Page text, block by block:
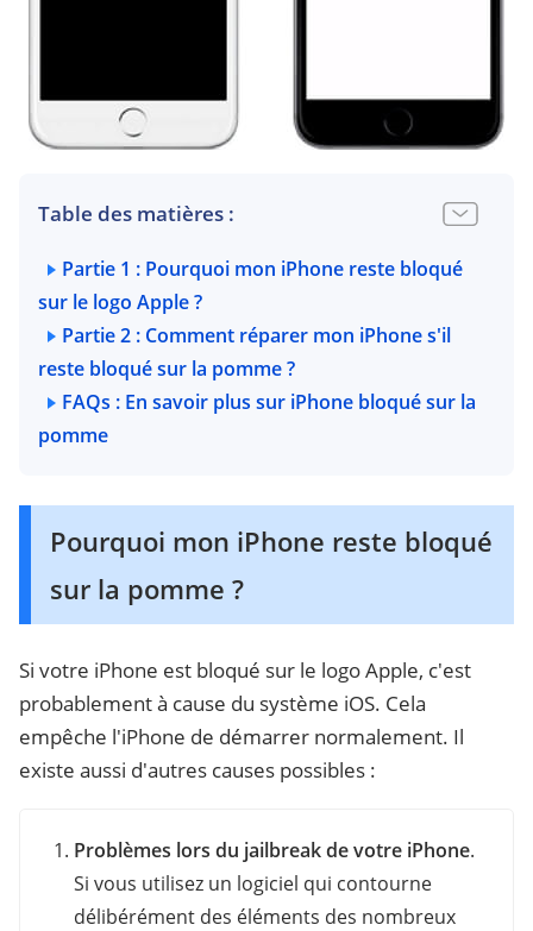
Table des matières :
Partie 1 : Pourquoi mon iPhone reste bloqué
sur le logo Apple ?
Partie 2 : Comment réparer mon iPhone s'il
reste bloqué sur la pomme ?
FAQs : En savoir plus sur iPhone bloqué sur la
pomme
Pourquoi mon iPhone reste bloqué
sur la pomme ?
Si votre iPhone est bloqué sur le logo Apple, c'est
probablement à cause du système iOS. Cela
empêche l'iPhone de démarrer normalement. Il
existe aussi d'autres causes possibles :
Problèmes lors du jailbreak de votre iPhone.
Si vous utilisez un logiciel qui contourne
délibérément des éléments des nombreux